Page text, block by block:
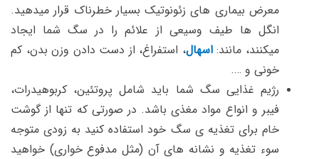
معرض بیماری های زئونوتیک بسیار خطرناک قرار میدهید.
انگل ها طیف وسیعی از علائم را در سگ شما ایجاد
میکنند، مانند:اسهال، استفراغ، از دست دادن وزن بدن، کم
خونی و ….
رژیم غذایی سگ شما باید شامل پروتئین، کربوهیدرات،
فیبر و انواع مواد مغذی باشد. در صورتی که تنها از گوشت
خام برای تغذیه ی سگ خود استفاده کنید به زودی متوجه
سوء تغذیه و نشانه های آن (مثل مدفوع خواری) خواهید